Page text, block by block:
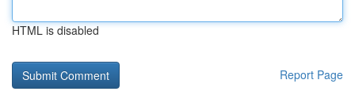
HTML is disabled
Report Page